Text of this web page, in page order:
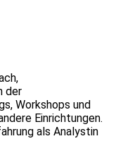
der
Workshops und
Einrichtungen.
als Analystin